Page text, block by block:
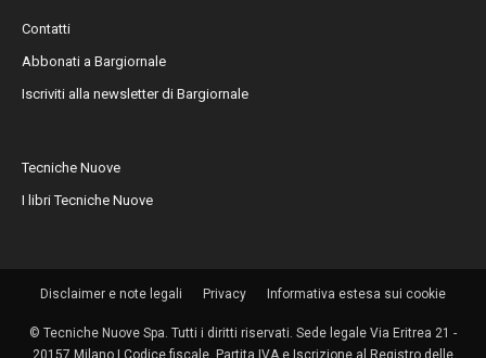
Contatti
Abbonati a Bargiornale
Iscriviti alla newsletter di Bargiornale
Tecniche Nuove
I libri Tecniche Nuove
Disclaimer e note legali Privacy Informativa estesa sui cookie
© Tecniche Nuove Spa. Tutti i diritti riservati. Sede legale Via Eritrea 21 -
20157 Milano | Codice fiscale, Partita IVA e Iscrizione al Registro delle